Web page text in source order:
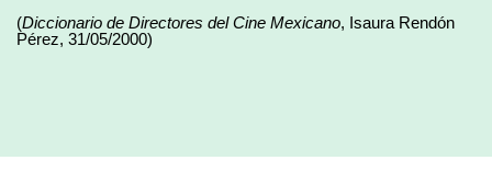
(Diccionario de Directores del Cine Mexicano, Isaura Rendón
Pérez, 31/05/2000)